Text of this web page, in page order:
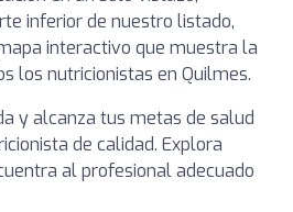
inferior de nuestro listado,
interactivo que muestra la
los nutricionistas en Quilmes.
y alcanza tus metas de salud
de calidad. Explora
al profesional adecuado